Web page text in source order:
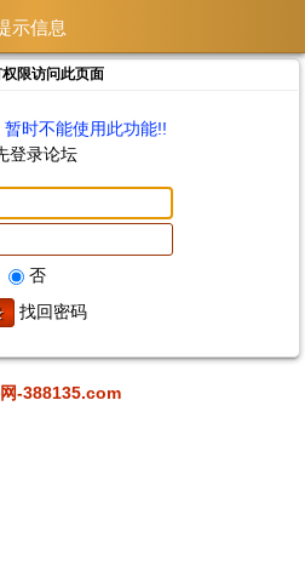
示信息
限访问此页面
时不能使用此功能!!
登录论坛
否
找回密码
-388135.com